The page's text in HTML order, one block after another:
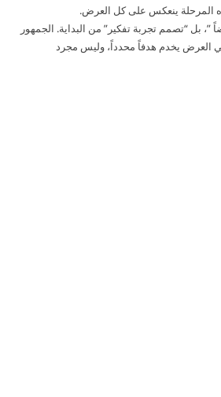
المرحلة ينعكس على كل العرض.
”، بل “تصمم تجربة تفكير” من البداية. الجمهور
يخدم هدفاً محدداً، وليس مجرد